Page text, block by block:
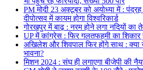
PM मोदी 23 अक्टूबर को अयोध्या में :
दीपोत्सव में कायम होगा विश्वरिकार्ड
गोरखपुर में बाढ़ : नरम होने लगा नदियों का
UP में कांग्रेस : फिर गलतफहमी का शिकार
अखिलेश और शिवपाल फिर होंगे साथ : क्या
भावना?
मिशन 2024 : संघ ही लगाएगा बीजेपी की